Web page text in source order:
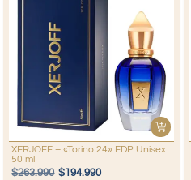
XERJOFF – «Torino 24» EDP Unisex
50 ml
$263.990 $194.990